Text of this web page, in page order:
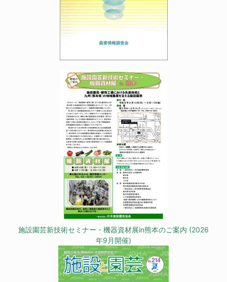
施設園芸新技術セミナー・機器資材展in熊本のご案内 (2026
年9月開催)